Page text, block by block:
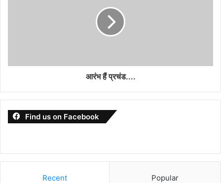
आरंभ हैं प्रचंड....
Find us on Facebook
Recent Popular